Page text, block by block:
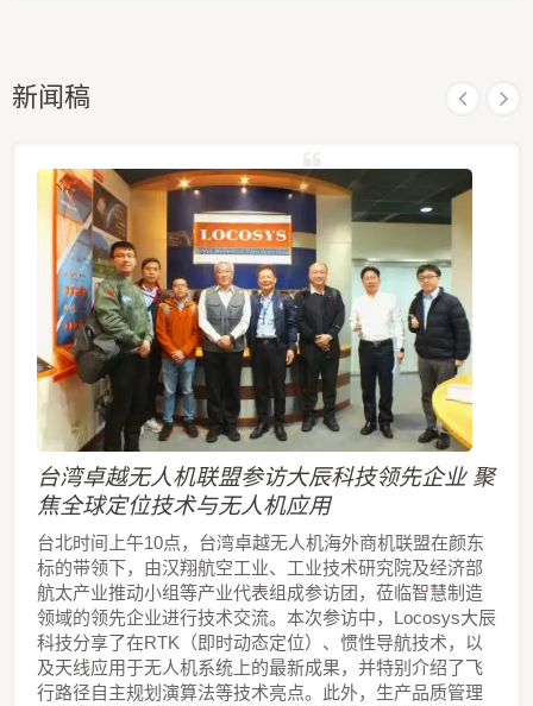
新闻稿
台湾卓越无人机联盟参访大辰科技领先企业 聚
焦全球定位技术与无人机应用
台北时间上午10点，台湾卓越无人机海外商机联盟在颜东
标的带领下，由汉翔航空工业、工业技术研究院及经济部
航太产业推动小组等产业代表组成参访团，莅临智慧制造
领域的领先企业进行技术交流。本次参访中，Locosys大辰
科技分享了在RTK（即时动态定位）、惯性导航技术，以
及天线应用于无人机系统上的最新成果，并特别介绍了飞
行路径自主规划演算法等技术亮点。此外，生产品质管理